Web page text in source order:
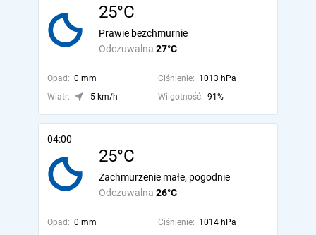
25°C
Odczuwalna 27°C
Prawie bezchmurnie
Opad: 0 mm Ciśnienie: 1013 hPa
Wiatr:
5 km/h Wilgotność: 91%
04:00
25°C
Odczuwalna 26°C
Zachmurzenie małe, pogodnie
Opad: 0 mm Ciśnienie: 1014 hPa